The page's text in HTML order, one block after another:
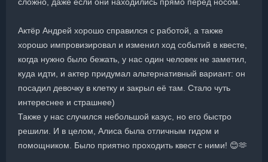
Актёр Андрей хорошо справился с работой, а также
хорошо импровизировал и изменил ход событий в квесте,
когда нужно было бежать, у нас один человек не заметил,
куда идти, и актер придумал альтернативный вариант: он
посадил девочку в клетку и закрыл её там. Стало чуть
интереснее и страшнее)
Также у нас случился небольшой казус, но его быстро
решили. И в целом, Алиса была отличным гидом и
помощником. Было приятно проходить квест с ними! 😊🫶